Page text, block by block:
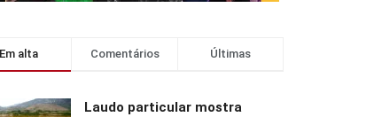
Em alta Comentários Últimas
Laudo particular mostra